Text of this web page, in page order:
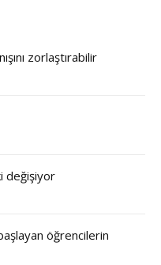
zorlaştırabilir
değişiyor
öğrencilerin